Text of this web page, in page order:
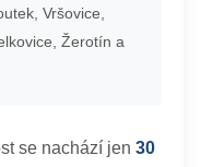
Vršovice,
Žerotín a
se nachází jen 30